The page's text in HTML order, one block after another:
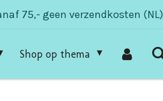
75,- geen verzendkosten (NL)
Shop op thema